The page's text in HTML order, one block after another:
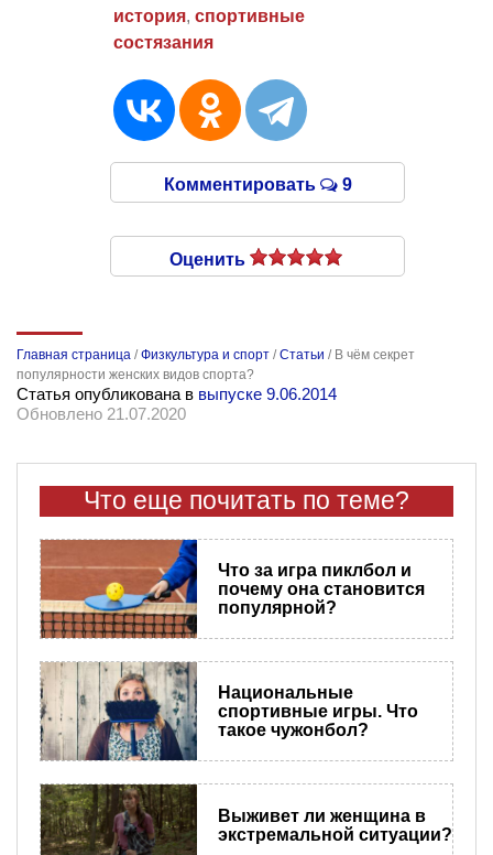
история, спортивные
состязания
Комментировать 9
Оценить
Главная страница /Физкультура и спорт /Статьи / В чём секрет
популярности женских видов спорта?
Статья опубликована в выпуске 9.06.2014
Обновлено 21.07.2020
Что еще почитать по теме?
Что за игра пиклбол и
почему она становится
популярной?
Национальные
спортивные игры. Что
такое чужонбол?
Выживет ли женщина в
экстремальной ситуации?